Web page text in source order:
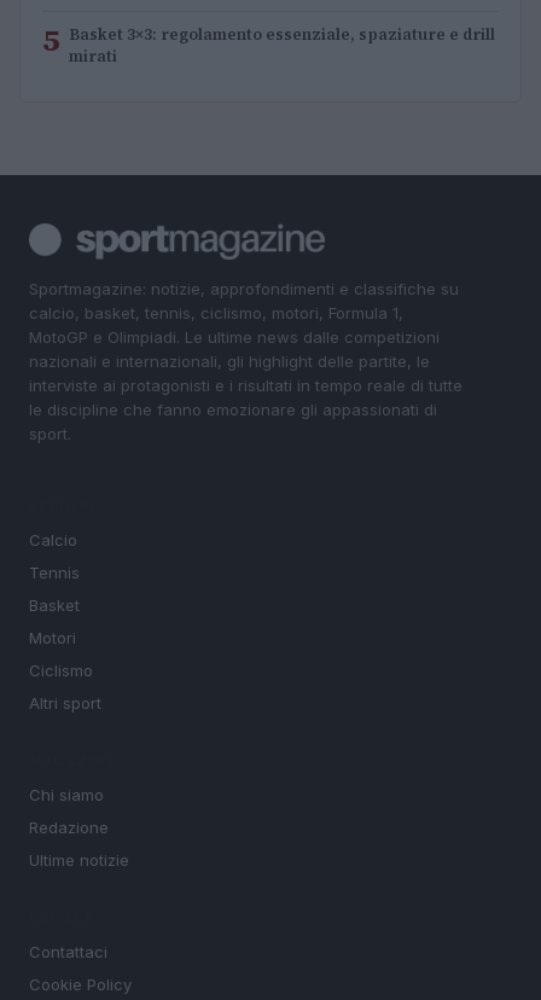
5 Basket 3×3: regolamento essenziale, spaziature e drill
mirati
Sportmagazine: notizie, approfondimenti e classifiche su
calcio, basket, tennis, ciclismo, motori, Formula 1,
MotoGP e Olimpiadi. Le ultime news dalle competizioni
nazionali e internazionali, gli highlight delle partite, le
interviste ai protagonisti e i risultati in tempo reale di tutte
le discipline che fanno emozionare gli appassionati di
sport.
Calcio
Tennis
Basket
Motori
Ciclismo
Altri sport
Chi siamo
Redazione
Ultime notizie
Contattaci
Cookie Policy